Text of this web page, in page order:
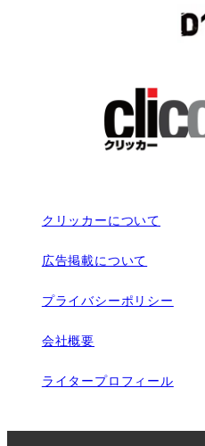
クリッカーについて
広告掲載について
プライバシーポリシー
会社概要
ライタープロフィール